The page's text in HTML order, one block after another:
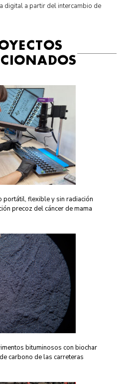
digital a partir del intercambio de
portátil, flexible y sin radiación
precoz del cáncer de mama
bituminosos con biochar
carbono de las carreteras